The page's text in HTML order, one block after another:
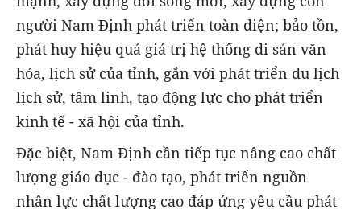
người Nam Định phát triển toàn diện; bảo tồn,
phát huy hiệu quả giá trị hệ thống di sản văn
hóa, lịch sử của tỉnh, gắn với phát triển du lịch
lịch sử, tâm linh, tạo động lực cho phát triển
kinh tế - xã hội của tỉnh.
Đặc biệt, Nam Định cần tiếp tục nâng cao chất
lượng giáo dục - đào tạo, phát triển nguồn
nhân lực chất lượng cao đáp ứng yêu cầu phát